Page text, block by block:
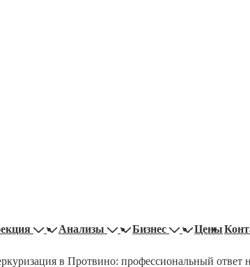
Анализы Бизнес Цены
в Протвино: профессиональный ответ